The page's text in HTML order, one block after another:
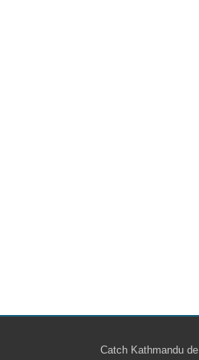
Catch Kathmandu de